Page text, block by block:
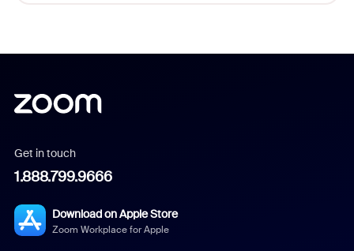
Get in touch
1.888.799.9666
Download on Apple Store
Zoom Workplace for Apple